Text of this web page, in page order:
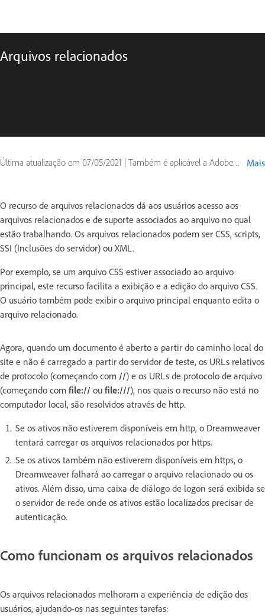
Arquivos relacionados
Última atualização em 07/05/2021 | Também é aplicável a Adobe Dreamweaver Mais
O recurso de arquivos relacionados dá aos usuários acesso aos
arquivos relacionados e de suporte associados ao arquivo no qual
estão trabalhando. Os arquivos relacionados podem ser CSS, scripts,
SSI (Inclusões do servidor) ou XML.
Por exemplo, se um arquivo CSS estiver associado ao arquivo
principal, este recurso facilita a exibição e a edição do arquivo CSS.
O usuário também pode exibir o arquivo principal enquanto edita o
arquivo relacionado.
Agora, quando um documento é aberto a partir do caminho local do
site e não é carregado a partir do servidor de teste, os URLs relativos
de protocolo (começando com //) e os URLs de protocolo de arquivo
(começando com file:// ou file:///), nos quais o recurso não está no
computador local, são resolvidos através de http.
Se os ativos não estiverem disponíveis em http, o Dreamweaver
tentará carregar os arquivos relacionados por https.
Se os ativos também não estiverem disponíveis em https, o
Dreamweaver falhará ao carregar o arquivo relacionado ou os
ativos. Além disso, uma caixa de diálogo de logon será exibida se
o servidor de rede onde os ativos estão localizados precisar de
autenticação.
Como funcionam os arquivos relacionados
Os arquivos relacionados melhoram a experiência de edição dos
usuários, ajudando-os nas seguintes tarefas: